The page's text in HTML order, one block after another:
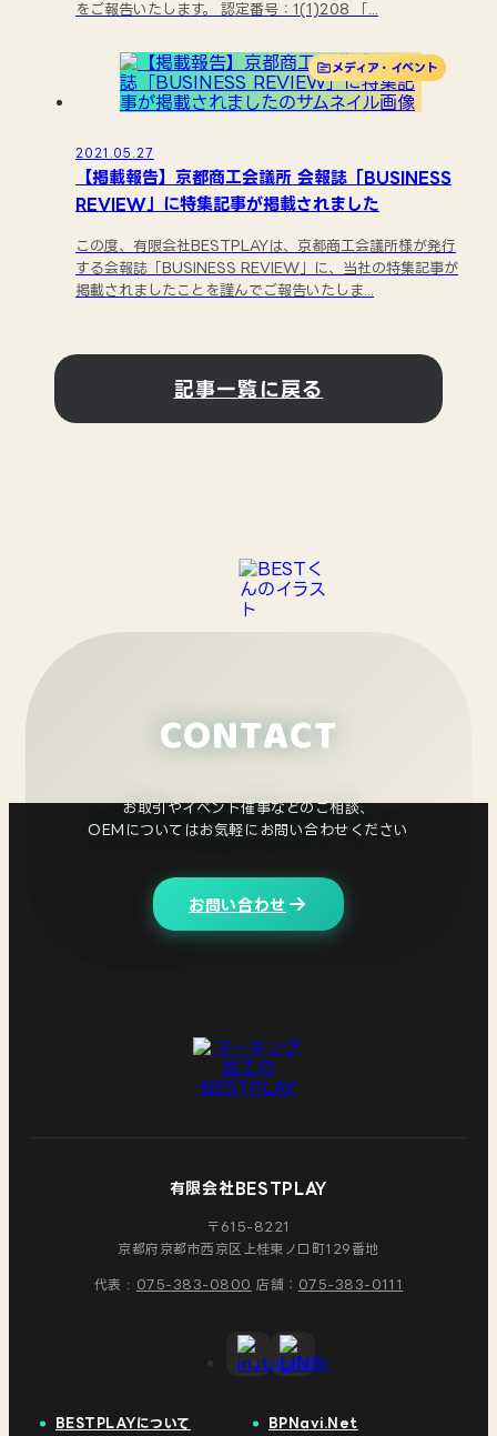
をご報告いたします。 認定番号：1(1)208 「...
メディア・イベント
2021.05.27
【掲載報告】京都商工会議所 会報誌「BUSINESS
REVIEW」に特集記事が掲載されました
この度、有限会社BESTPLAYは、京都商工会議所様が発行
する会報誌「BUSINESS REVIEW」に、当社の特集記事が
掲載されましたことを謹んでご報告いたしま...
記事一覧に戻る
CONTACT
お取引やイベント催事などのご相談、
OEMについてはお気軽にお問い合わせください
お問い合わせ
有限会社BESTPLAY
〒615-8221
京都府京都市西京区
上桂東ノ口町129番地
代表 : 075-383-0800 店舗： 075-383-0111
BESTPLAYについて BPNavi.Net